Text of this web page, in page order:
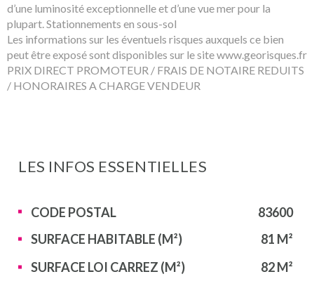
d’une luminosité exceptionnelle et d’une vue mer pour la
plupart. Stationnements en sous-sol
Les informations sur les éventuels risques auxquels ce bien
peut être exposé sont disponibles sur le site www.georisques.fr
PRIX DIRECT PROMOTEUR / FRAIS DE NOTAIRE REDUITS
/ HONORAIRES A CHARGE VENDEUR
LES INFOS ESSENTIELLES
Caractérisque Valeurs
CODE POSTAL
83600
SURFACE HABITABLE (M²)
81 M²
SURFACE LOI CARREZ (M²)
82 M²